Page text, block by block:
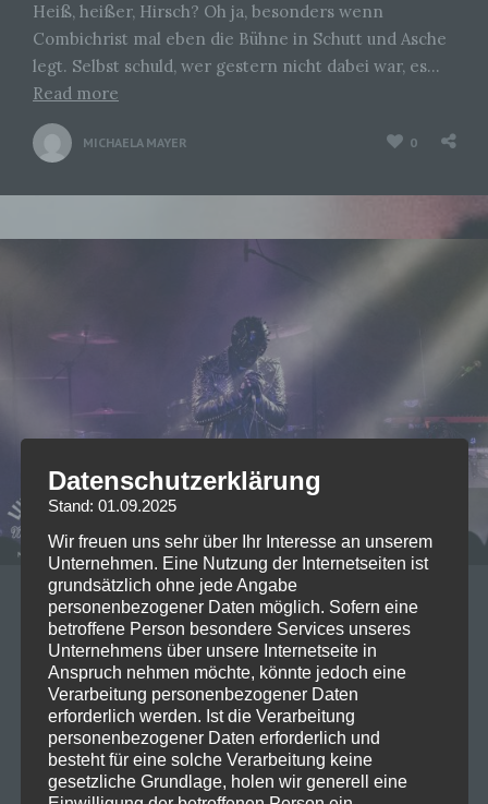
Heiß, heißer, Hirsch? Oh ja, besonders wenn
Combichrist mal eben die Bühne in Schutt und Asche
legt. Selbst schuld, wer gestern nicht dabei war, es…
Read more
MICHAELA MAYER 0
27/07/2022
2022-07-26 Priest @Der Hirsch
Nürnberg
Priest heizten dann mal den Hirschen vor für
Combichrist
Datenschutzerklärung
Stand: 01.09.2025
Wir freuen uns sehr über Ihr Interesse an unserem
Unternehmen. Eine Nutzung der Internetseiten ist
grundsätzlich ohne jede Angabe
personenbezogener Daten möglich. Sofern eine
betroffene Person besondere Services unseres
Unternehmens über unsere Internetseite in
Anspruch nehmen möchte, könnte jedoch eine
Verarbeitung personenbezogener Daten
erforderlich werden. Ist die Verarbeitung
personenbezogener Daten erforderlich und
besteht für eine solche Verarbeitung keine
gesetzliche Grundlage, holen wir generell eine